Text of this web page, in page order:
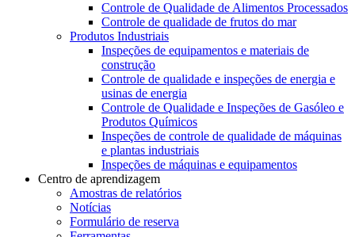
Controle de Qualidade de Alimentos Processados
Controle de qualidade de frutos do mar
Produtos Industriais
Inspeções de equipamentos e materiais de
construção
Controle de qualidade e inspeções de energia e
usinas de energia
Controle de Qualidade e Inspeções de Gasóleo e
Produtos Químicos
Inspeções de controle de qualidade de máquinas
e plantas industriais
Inspeções de máquinas e equipamentos
Centro de aprendizagem
Amostras de relatórios
Notícias
Formulário de reserva